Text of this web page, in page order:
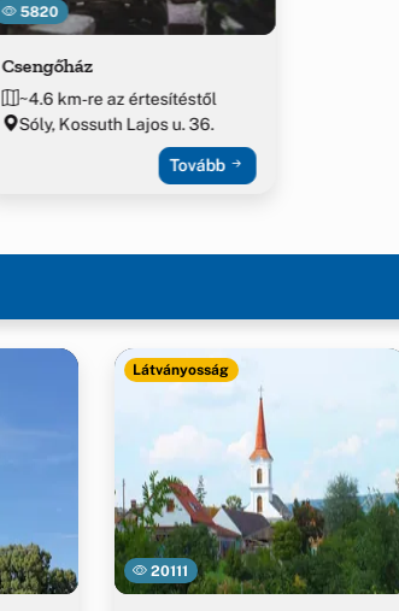
5820
Csengőház
~4.6 km-re az értesítéstől
Sóly, Kossuth Lajos u. 36.
Tovább
20111
Látványosság